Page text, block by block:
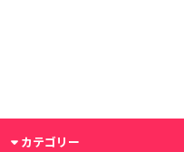
カテゴリー